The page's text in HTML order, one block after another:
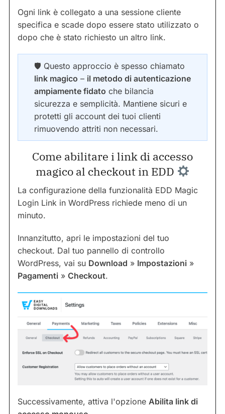
Ogni link è collegato a una sessione cliente
specifica e scade dopo essere stato utilizzato o
dopo che è stato richiesto un altro link.
🛡 Questo approccio è spesso chiamato
link magico – il metodo di autenticazione
ampiamente fidato che bilancia
sicurezza e semplicità. Mantiene sicuri e
protetti gli account dei tuoi clienti
rimuovendo attriti non necessari.
Come abilitare i link di accesso
magico al checkout in EDD
La configurazione della funzionalità EDD Magic
Login Link in WordPress richiede meno di un
minuto.
Innanzitutto, apri le impostazioni del tuo
checkout. Dal tuo pannello di controllo
WordPress, vai su Download » Impostazioni »
Pagamenti » Checkout.
Successivamente, attiva l'opzione Abilita link di